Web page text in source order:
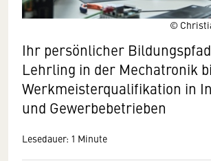
©
Ihr persönlicher
Lehrling in der Mechatronik
Werkmeisterqualifikation in
und Gewerbebetrieben
Lesedauer: 1 Minute